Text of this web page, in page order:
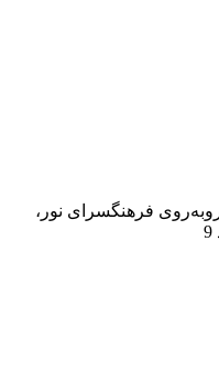
روبه‌روی فرهنگسرای نور،